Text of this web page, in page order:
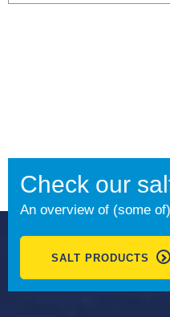
Check our
An overview of (some
SALT PRODUCTS